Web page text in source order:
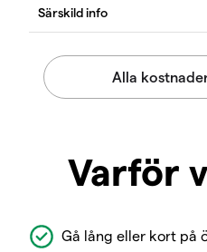
Varför
Gå lång eller kort på